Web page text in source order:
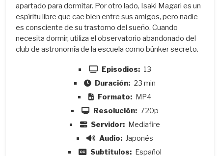
apartado para dormitar. Por otro lado, Isaki Magari es un
espíritu libre que cae bien entre sus amigos, pero nadie
es consciente de su trastorno del sueño. Cuando
necesita dormir, utiliza el observatorio abandonado del
club de astronomía de la escuela como búnker secreto.
Episodios: 13
Duración: 23 min
Formato: MP4
Resolución: 720p
Servidor: Mediafire
Audio: Japonés
Subtitulos: Español